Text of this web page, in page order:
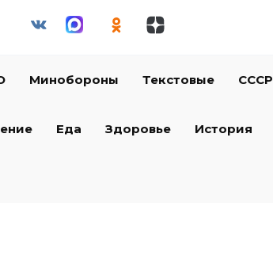
Минобороны Текстовые СССР
Еда Здоровье История